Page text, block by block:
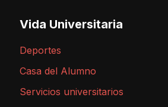
Vida Universitaria
Deportes
Casa del Alumno
Servicios universitarios